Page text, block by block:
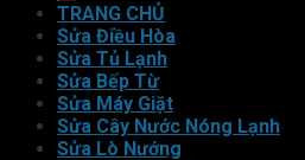
TRANG CHỦ
Sửa Điều Hòa
Sửa Tủ Lạnh
Sửa Bếp Từ
Sửa Máy Giặt
Sửa Cây Nước Nóng Lạnh
Sửa Lò Nướng